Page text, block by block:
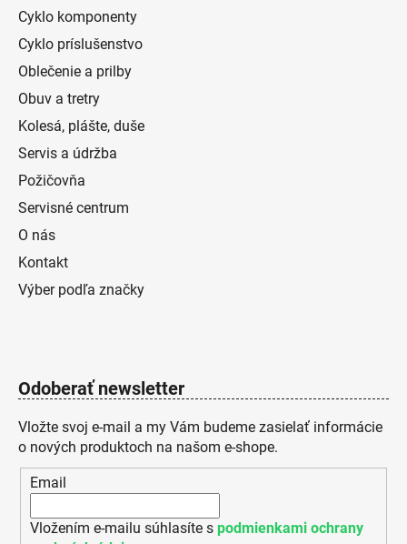
Cyklo komponenty
Cyklo príslušenstvo
Oblečenie a prilby
Obuv a tretry
Kolesá, plášte, duše
Servis a údržba
Požičovňa
Servisné centrum
O nás
Kontakt
Výber podľa značky
Odoberať newsletter
Vložte svoj e-mail a my Vám budeme zasielať informácie
o nových produktoch na našom e-shope.
Email
Vložením e-mailu súhlasíte s podmienkami ochrany